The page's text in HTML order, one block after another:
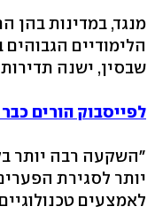
מנגד, במדינות בהן
שבסין, ישנה
לפייסבוק הורים
"השקעה רבה יותר
יותר לסגירת
לאמצעים